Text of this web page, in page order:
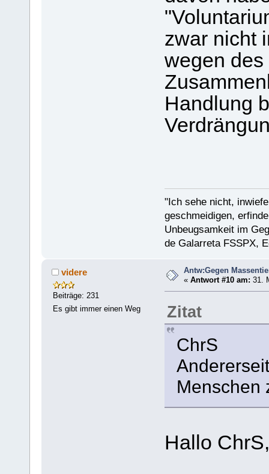
zwar nicht
wegen
Handlung
"Ich sehe nicht,
geschmeidigen,
Unbeugsamkeit im
de Galarreta FSSPX,
videre
Beiträge: 231
Es gibt immer einen Weg
Antw:Gegen
«Antwort #10 am: 31.
Zitat
ChrS
Menschen
Hallo ChrS,